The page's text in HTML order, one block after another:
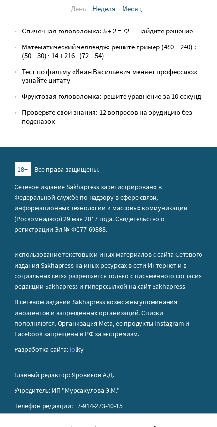
День
Неделя Месяц
Спичечная головоломка: 5 + 2 = 72 — найдите решение
Математический челлендж: решите пример (480 − 240) :
(50 − 30) · 14 + 216 : (72 − 54)
Тест по фильму «Иван Васильевич меняет профессию»:
узнайте цитату
Фруктовая головоломка: решите уравнение за 10 секунд
Проверьте свои знания: 12 вопросов на эрудицию без
подсказок
18+
Все права защищены.
Сетевое издание Sakhapress зарегистрировано в
Федеральной службе по надзору в сфере связи,
информационных технологий и массовых коммуникаций
(Роскомнадзор) 29 мая 2017 года. Свидетельство о
регистрации Эл № ФС77-69888.
Использование текстовых и иных материалов с сайта Сетевого
издания Sakhapress на иных ресурсах в сети Интернет и в
социальных сетях разрешается только с письменного согласия
редакции Sakhapress и гиперссылкой на сайт Sakhapress.
В сетевом издании Sakhapress возможны упоминания
иноагентов и запрещенных организаций. Списки
пополняются. Организация Metа, ее продукты Instagram и
Facebook запрещены в РФ за экстремизм.
Разработка сайта: iolky
Главный редактор: Яровиков А.Д.
Учредитель: ИП "Мурсакулова Э.М."
Телефон редакции: +7-914-273-40-15